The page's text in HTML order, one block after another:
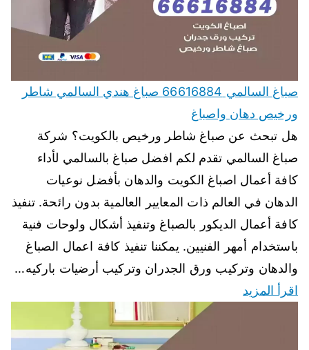
صباغ السالمي 66616884 صباغ هندي السالمي شاطر
ورخيص دهان واصباغ
هل تبحث عن صباغ شاطر ورخيص بالكويت؟ شركة
صباغ السالمي تقدم لكم افضل صباغ بالسالمي لأداء
كافة أعمال اصباغ الكويت والدهان بأفضل نوعيات
الدهان في العالم ذات المعايير العالمية بدون رائحة. تنفيذ
كافة أعمال الديكور بالصباغ وتنفيذ أشكال ولوحات فنية
باستخدام أمهر الفنيين. يمكننا تنفيذ كافة اعمال الصباغ
والدهان وتركيب ورق الجدران وتركيب أرضيات باركيه…
اقرأ المزيد